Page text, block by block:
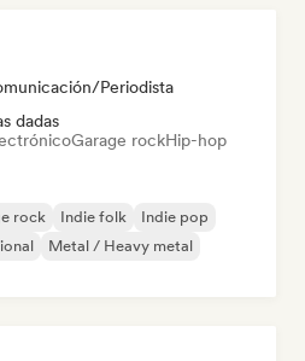
Periodista
dadas
Garage rockHip-hop
rock Indie folk
Indie pop
Metal / Heavy metal